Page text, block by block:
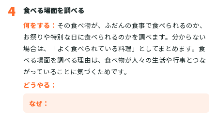
4
食べる場面を調べる
何をする： その食べ物が、ふだんの食事で食べられるのか、
お祭りや特別な日に食べられるのかを調べます。分からない
場合は、「よく食べられている料理」としてまとめます。食
べる場面を調べる理由は、食べ物が人々の生活や行事とつな
がっていることに気づくためです。
どうやる：
なぜ：